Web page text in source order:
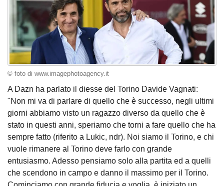
© foto di www.imagephotoagency.it
A Dazn ha parlato il diesse del Torino Davide Vagnati:
"Non mi va di parlare di quello che è successo, negli ultimi
giorni abbiamo visto un ragazzo diverso da quello che è
stato in questi anni, speriamo che torni a fare quello che ha
sempre fatto (riferito a Lukic, ndr). Noi siamo il Torino, e chi
vuole rimanere al Torino deve farlo con grande
entusiasmo. Adesso pensiamo solo alla partita ed a quelli
che scendono in campo e danno il massimo per il Torino.